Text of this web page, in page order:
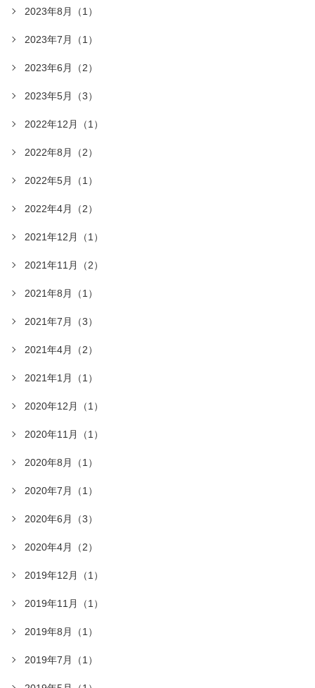
2023年8月（1）
2023年7月（1）
2023年6月（2）
2023年5月（3）
2022年12月（1）
2022年8月（2）
2022年5月（1）
2022年4月（2）
2021年12月（1）
2021年11月（2）
2021年8月（1）
2021年7月（3）
2021年4月（2）
2021年1月（1）
2020年12月（1）
2020年11月（1）
2020年8月（1）
2020年7月（1）
2020年6月（3）
2020年4月（2）
2019年12月（1）
2019年11月（1）
2019年8月（1）
2019年7月（1）